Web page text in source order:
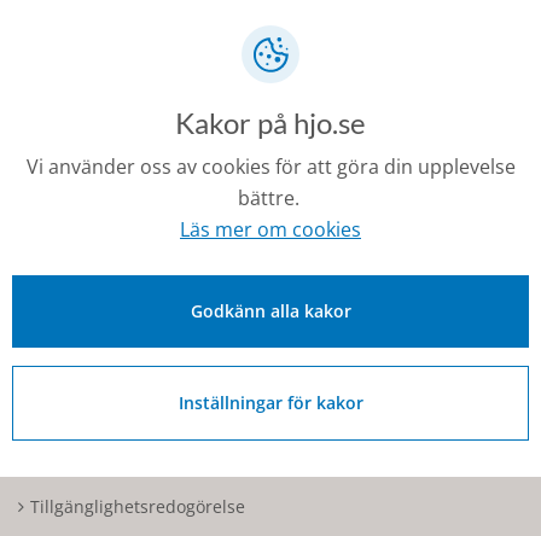
Besöks- och postadress: Torggatan 2, 544 30 Hjo
Fakturaadress: Box 97, 544 22 Hjo
Om Hjo och webbplatsen
Tillgänglighetsredogörelse
Kakor på hjo.se
Vi använder oss av cookies för att göra din upplevelse
bättre.
Läs mer om cookies
Godkänn alla kakor
Inställningar för kakor